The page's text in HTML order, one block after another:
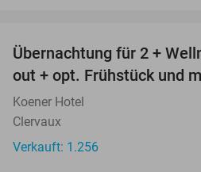
Übernachtung für 2 +
out + opt. Frühstück und
Koener Hotel
Clervaux
Verkauft: 1.256